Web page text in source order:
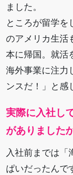
ました。
ところが留学
のアメリカ生活
本に帰国。就活
海外事業に注力
ンスだ！」と感
実際に入社し
がありましたか
入社前までは「
ぱいだったんで